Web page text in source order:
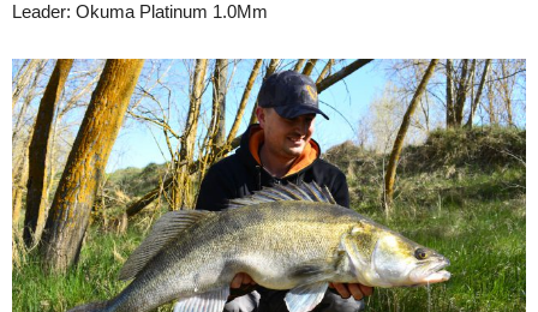
Leader: Okuma Platinum 1.0Mm